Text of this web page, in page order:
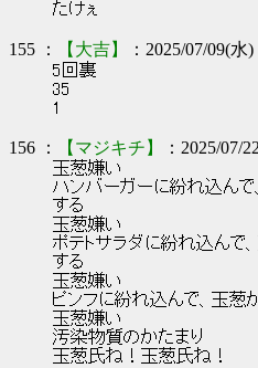
たけぇ
155 ： 【大吉】 ：2025/07/09(水
5回裏
35
1
156 ： 【マジキチ】 ：2025/07/
玉葱嫌い
ハンバーガーに紛れ込ん
する
玉葱嫌い
ポテトサラダに紛れ込んで
する
玉葱嫌い
ピンフに紛れ込んで、玉葱
玉葱嫌い
汚染物質のかたまり
玉葱氏ね！玉葱氏ね！